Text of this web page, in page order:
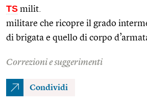
TS milit.
militare che ricopre il grado
di brigata e quello di corpo
Correzioni e suggerimenti
Condividi